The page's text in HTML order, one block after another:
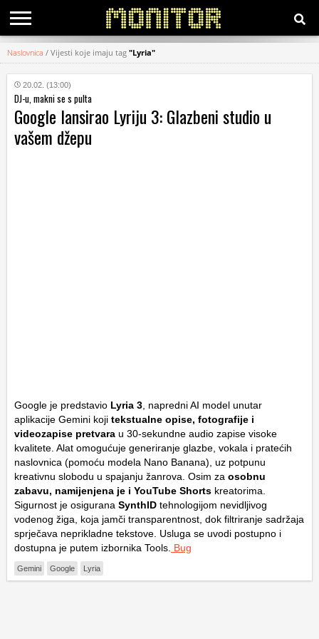
KATEGORIJE
HRVATSKI
WEB
Naslovnica / Vijesti koje imaju tag "Lyria"
20.02. (13:00)
DJ-u, makni se s pulta
Google lansirao Lyriju 3: Glazbeni studio u
vašem džepu
Google je predstavio Lyria 3 , napredni AI model unutar
aplikacije Gemini koji tekstualne opise, fotografije i
videozapise pretvara u 30-sekundne audio zapise visoke
kvalitete. Alat omogućuje generiranje glazbe, vokala i pratećih
naslovnica (pomoću modela Nano Banana), uz potpunu
kreativnu slobodu u spajanju žanrova. Osim za osobnu
zabavu, namijenjena je i YouTube Shorts kreatorima.
Sigurnost je osigurana SynthID tehnologijom nevidljivog
vodenog žiga, koja jamči transparentnost, dok filtriranje sadržaja
sprječava neprikladne tekstove. Usluga se uvodi postupno i
dostupna je putem izbornika Tools Bug
Gemini Google Lyria